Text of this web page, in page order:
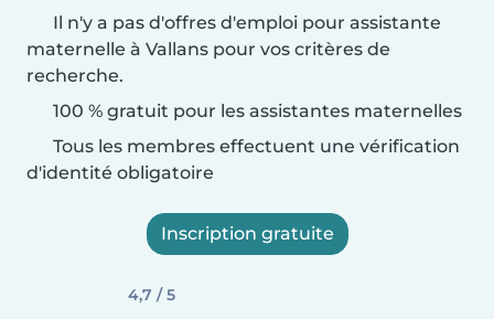
Il n'y a pas d'offres d'emploi pour assistante
maternelle à Vallans pour vos critères de
recherche.
100 % gratuit pour les assistantes maternelles
Tous les membres effectuent une vérification
d'identité obligatoire
Inscription gratuite
4,7 / 5